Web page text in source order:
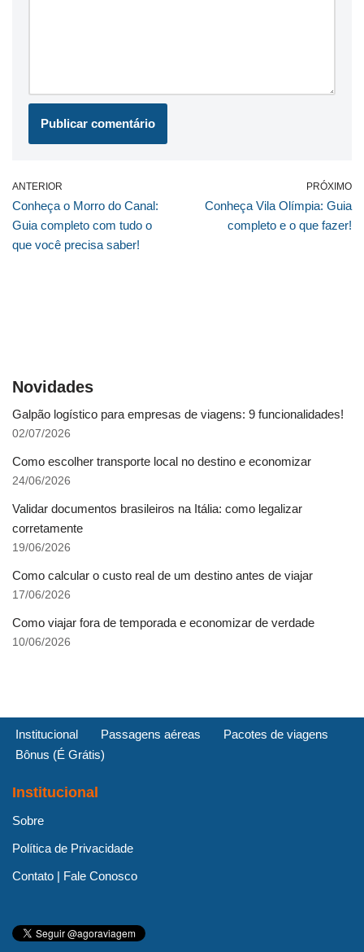
ANTERIOR
Conheça o Morro do Canal:
Guia completo com tudo o
que você precisa saber!
PRÓXIMO
Conheça Vila Olímpia: Guia
completo e o que fazer!
Novidades
Galpão logístico para empresas de viagens: 9 funcionalidades!
02/07/2026
Como escolher transporte local no destino e economizar
24/06/2026
Validar documentos brasileiros na Itália: como legalizar
corretamente
19/06/2026
Como calcular o custo real de um destino antes de viajar
17/06/2026
Como viajar fora de temporada e economizar de verdade
10/06/2026
Institucional Passagens aéreas
Pacotes de viagens
Bônus (É Grátis)
Institucional
Sobre
Política de Privacidade
Contato | Fale Conosco